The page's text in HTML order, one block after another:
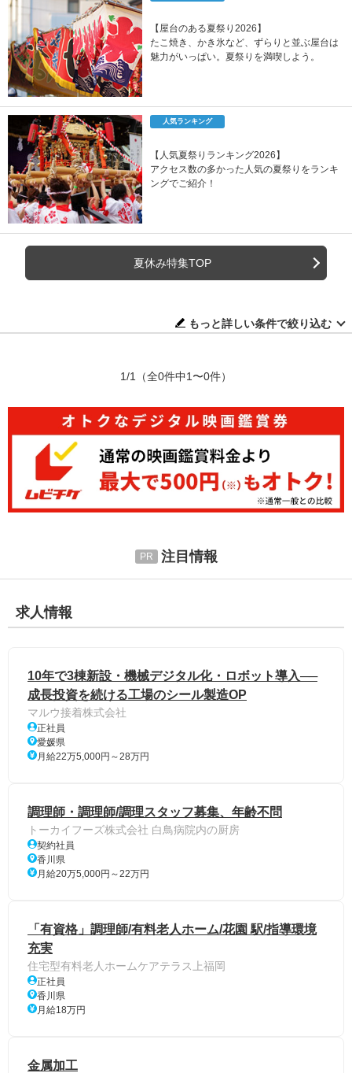
【屋台のある夏祭り2026】
たこ焼き、かき氷など、ずらりと並ぶ屋台は
魅力がいっぱい。夏祭りを満喫しよう。
人気ランキング
【人気夏祭りランキング2026】
アクセス数の多かった人気の夏祭りをランキ
ングでご紹介！
夏休み特集TOP
もっと詳しい条件で絞り込む
1/1 （全0件中1〜0件）
注目情報
求人情報
10年で3棟新設・機械デジタル化・ロボット導入──
成長投資を続ける工場のシール製造OP
マルウ接着株式会社
正社員
愛媛県
月給22万5,000円～28万円
調理師・調理師/調理スタッフ募集、年齢不問
トーカイフーズ株式会社 白鳥病院内の厨房
契約社員
香川県
月給20万5,000円～22万円
「有資格」調理師/有料老人ホーム/花園 駅/指導環境
充実
住宅型有料老人ホームケアテラス上福岡
正社員
香川県
月給18万円
金属加工